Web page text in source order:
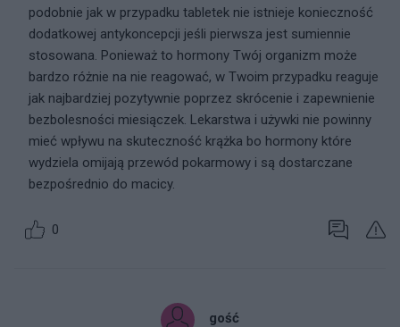
podobnie jak w przypadku tabletek nie istnieje konieczność
dodatkowej antykoncepcji jeśli pierwsza jest sumiennie
stosowana. Ponieważ to hormony Twój organizm może
bardzo różnie na nie reagować, w Twoim przypadku reaguje
jak najbardziej pozytywnie poprzez skrócenie i zapewnienie
bezbolesności miesiączek. Lekarstwa i używki nie powinny
mieć wpływu na skuteczność krążka bo hormony które
wydziela omijają przewód pokarmowy i są dostarczane
bezpośrednio do macicy.
0
gość